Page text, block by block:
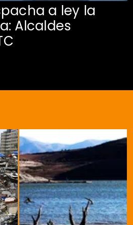
a ley la
Alcaldes